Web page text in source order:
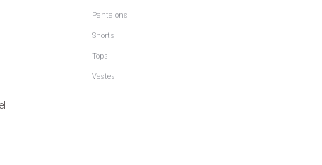
Pantalons
Shorts
Tops
Vestes